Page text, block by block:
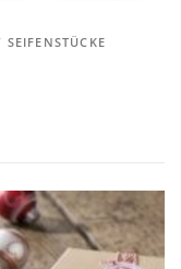
SEIFENSTÜCKE